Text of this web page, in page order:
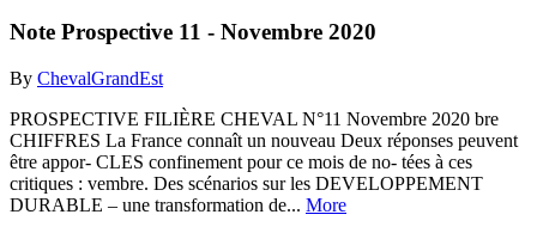
Note Prospective 11 - Novembre 2020
By ChevalGrandEst
PROSPECTIVE FILIÈRE CHEVAL N°11 Novembre 2020 bre
CHIFFRES La France connaît un nouveau Deux réponses peuvent
être appor- CLES confinement pour ce mois de no- tées à ces
critiques : vembre. Des scénarios sur les DEVELOPPEMENT
DURABLE – une transformation de... More